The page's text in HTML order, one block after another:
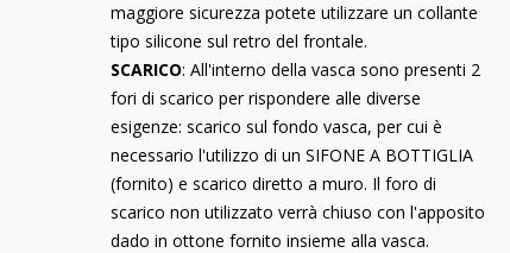
maggiore sicurezza potete utilizzare un collante
tipo silicone sul retro del frontale.
SCARICO: All'interno della vasca sono presenti 2
fori di scarico per rispondere alle diverse
esigenze: scarico sul fondo vasca, per cui è
necessario l'utilizzo di un SIFONE A BOTTIGLIA
(fornito) e scarico diretto a muro. Il foro di
scarico non utilizzato verrà chiuso con l'apposito
dado in ottone fornito insieme alla vasca.